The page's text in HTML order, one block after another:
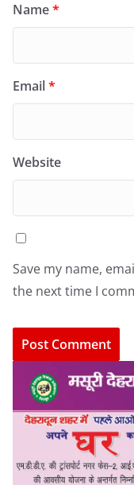
Name*
Email*
Website
Save my name,
the next time I